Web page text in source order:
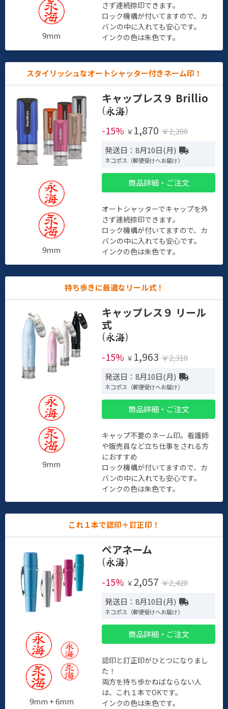
9mm
さず連続捺印できます。
ロック機構が付いてますので、カ
バンの中に入れても安心です。
インクの色は朱色です。
スタイリッシュなオートシャッター付きネーム印！
9mm
キャップレス９ Brillio
(
)
-15% ￥ 1,870 ￥2,200
発送日：8月10日(月)
ネコポス（郵便受けへお届け）
商品詳細・ご注文
オートシャッターでキャップを外
さず連続捺印できます。
ロック機構が付いてますので、カ
バンの中に入れても安心です。
インクの色は朱色です。
持ち歩きに最適なリール式！
9mm
キャップレス９ リール
式
(
)
-15% ￥ 1,963 ￥2,310
発送日：8月10日(月)
ネコポス（郵便受けへお届け）
商品詳細・ご注文
キャップ不要のネーム印。看護師
や販売員など立ち仕事をされる方
におすすめ
ロック機構が付いてますので、カ
バンの中に入れても安心です。
インクの色は朱色です。
これ１本で認印＋訂正印！
9mm + 6mm
ペアネーム
(
)
-15% ￥ 2,057 ￥2,420
発送日：8月10日(月)
ネコポス（郵便受けへお届け）
商品詳細・ご注文
認印と訂正印がひとつになりまし
た！
両方を持ち歩かねばならない人
は、これ１本でOKです。
インクの色は朱色です。